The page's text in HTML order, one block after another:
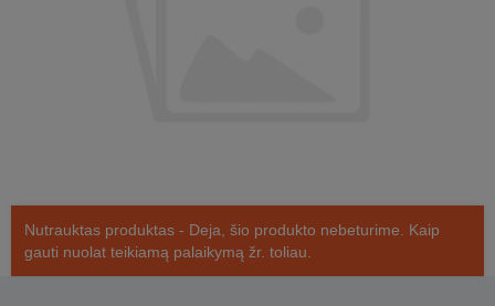
Nutrauktas produktas - Deja, šio produkto nebeturime. Kaip
gauti nuolat teikiamą palaikymą žr. toliau.